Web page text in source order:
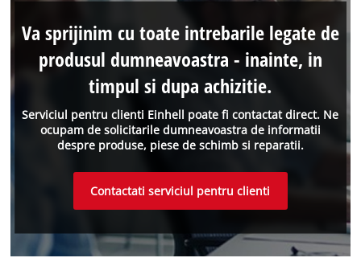
Serviciul pentru clienti Einhell poate fi contactat direct. Ne
ocupam de solicitarile dumneavoastra de informatii
despre produse, piese de schimb si reparatii.
Va sprijinim cu toate intrebarile legate de
produsul dumneavoastra - inainte, in
timpul si dupa achizitie.
Contactati serviciul pentru clienti